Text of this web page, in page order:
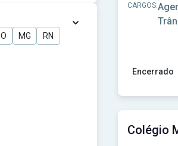
⌄
MG
RN
Encerrado
CARGOS:
Colégio